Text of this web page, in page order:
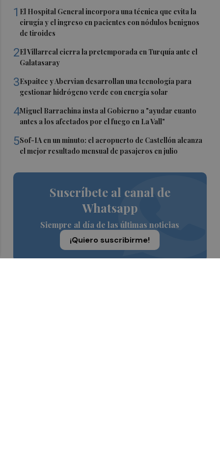
1 El Hospital General incorpora una técnica que evita la
cirugía y el ingreso en pacientes con nódulos benignos
de tiroides
2El Villarreal cierra la pretemporada en Turquía ante el
Galatasaray
3Espaitec y Abervian desarrollan una tecnología para
gestionar hidrógeno verde con energía solar
4Miguel Barrachina insta al Gobierno a "ayudar cuanto
antes a los afectados por el fuego en La Vall"
5Sof-IA en un minuto: el aeropuerto de Castellón alcanza
el mejor resultado mensual de pasajeros en julio
Suscríbete al canal de
Whatsapp
Siempre al día de las últimas noticias
¡Quiero suscribirme!